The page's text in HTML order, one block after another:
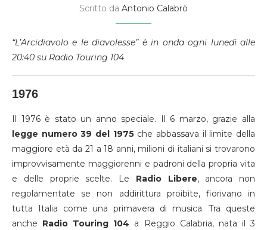
Scritto da Antonio Calabrò
“L’Arcidiavolo e le diavolesse” è in onda ogni lunedì alle
20:40 su Radio Touring 104
1976
Il 1976 è stato un anno speciale. Il 6 marzo, grazie alla
legge numero 39 del 1975che abbassava il limite della
maggiore età da 21 a 18 anni, milioni di italiani si trovarono
improvvisamente maggiorenni e padroni della propria vita
e delle proprie scelte. Le Radio Libere, ancora non
regolamentate se non addirittura proibite, fiorivano in
tutta Italia come una primavera di musica. Tra queste
anche Radio Touring 104 a Reggio Calabria, nata il 3